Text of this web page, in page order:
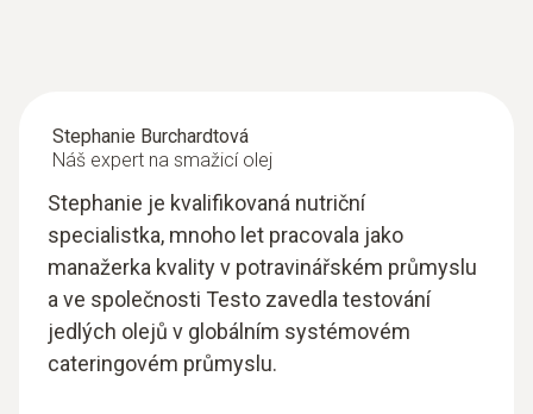
Stephanie Burchardtová
Náš expert na smažicí olej
Stephanie je kvalifikovaná nutriční
specialistka, mnoho let pracovala jako
manažerka kvality v potravinářském průmyslu
a ve společnosti Testo zavedla testování
jedlých olejů v globálním systémovém
cateringovém průmyslu.